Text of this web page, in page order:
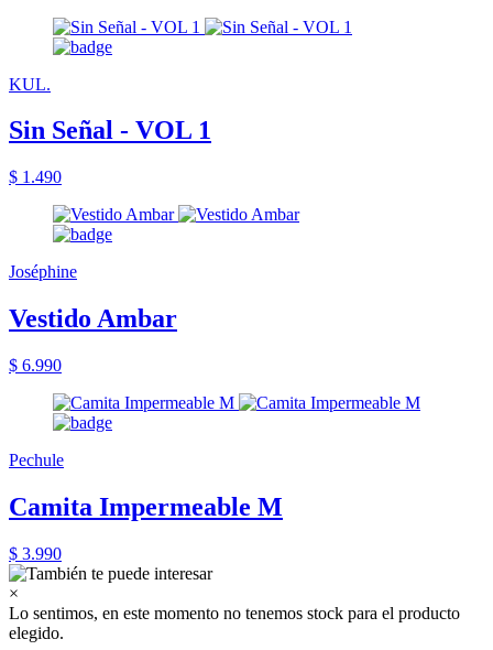
KUL.
Sin Señal - VOL 1
$ 1.490
Joséphine
Vestido Ambar
$ 6.990
Pechule
Camita Impermeable M
$ 3.990
×
Lo sentimos, en este momento no tenemos stock para el producto
elegido.